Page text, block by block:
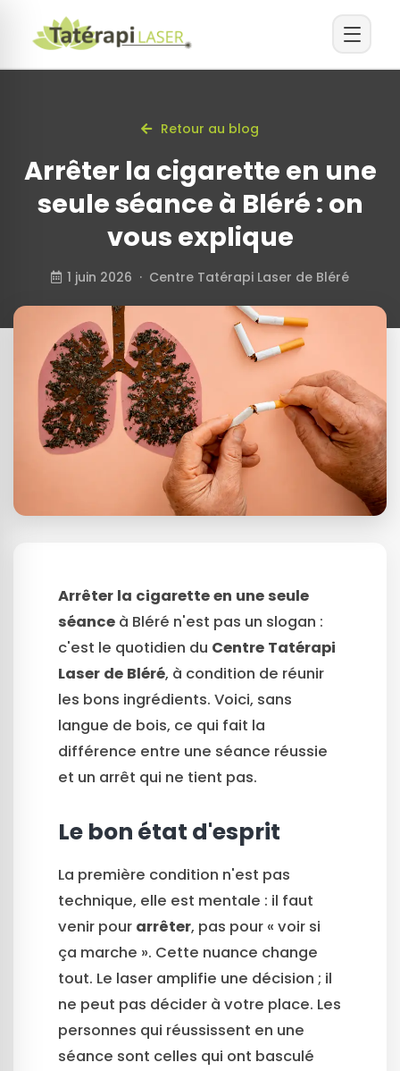
Retour au blog
Arrêter la cigarette en une
seule séance à Bléré : on
vous explique
1 juin 2026 · Centre Tatérapi Laser de Bléré
Arrêter la cigarette en une seule
séance à Bléré n'est pas un slogan :
c'est le quotidien du Centre Tatérapi
Laser de Bléré, à condition de réunir
les bons ingrédients. Voici, sans
langue de bois, ce qui fait la
différence entre une séance réussie
et un arrêt qui ne tient pas.
Le bon état d'esprit
La première condition n'est pas
technique, elle est mentale : il faut
venir pour arrêter, pas pour « voir si
ça marche ». Cette nuance change
tout. Le laser amplifie une décision ; il
ne peut pas décider à votre place. Les
personnes qui réussissent en une
séance sont celles qui ont basculé